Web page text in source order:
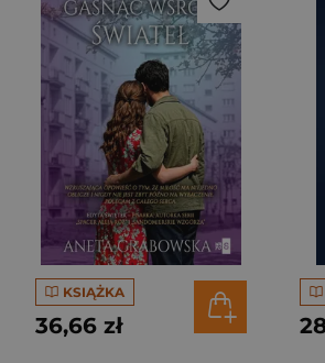
KSIĄŻKA
36,66 zł